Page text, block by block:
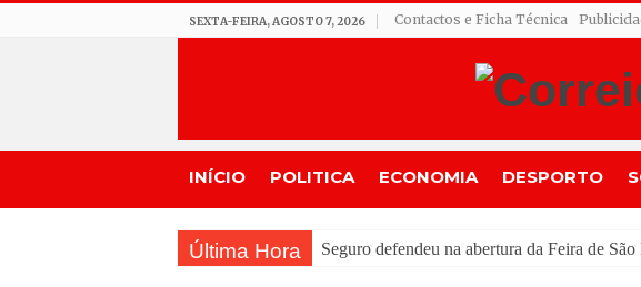
SEXTA-FEIRA, AGOSTO 7, 2026 Contactos e Ficha Técnica
INÍCIO POLITICA ECONOMIA DESPORTO
Última Hora Feira Moçárabe faz